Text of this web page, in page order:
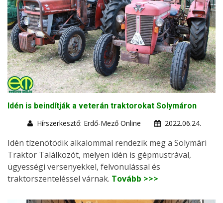
Idén is beindítják a veterán traktorokat Solymáron
Hírszerkesztő: Erdő-Mező Online
2022.06.24.
Idén tízenötödik alkalommal rendezik meg a Solymári
Traktor Találkozót, melyen idén is gépmustrával,
ügyességi versenyekkel, felvonulással és
traktorszenteléssel várnak. Tovább >>>